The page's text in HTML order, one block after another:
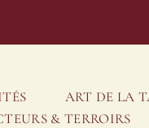
ART DE LA
& TERROIRS